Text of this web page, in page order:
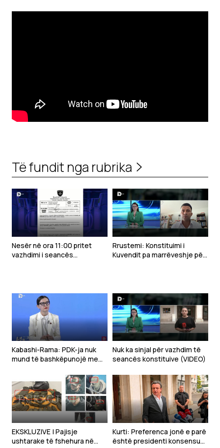
Të fundit nga rubrika
Nesër në ora 11:00 pritet
vazhdimi i seancës
Rrustemi: Konstituimi i
Kuvendit pa marrëveshje për
Kabashi-Rama: PDK-ja nuk
mund të bashkëpunojë me
krizës shtetërore
Nuk ka sinjal për vazhdim të
seancës konstituive (VIDEO)
EKSKLUZIVE | Pajisje
ushtarake të fshehura në
Kurti: Preferenca jonë e parë
është presidenti konsensual,